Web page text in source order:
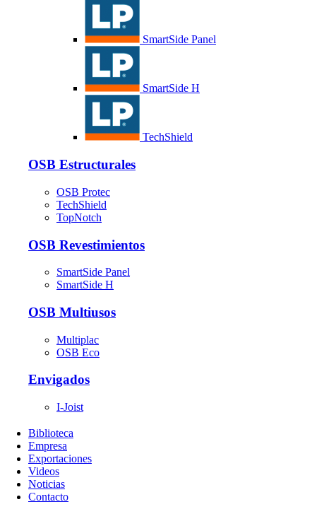
SmartSide Panel
SmartSide H
TechShield
OSB Estructurales
OSB Protec
TechShield
TopNotch
OSB Revestimientos
SmartSide Panel
SmartSide H
OSB Multiusos
Multiplac
OSB Eco
Envigados
I-Joist
Biblioteca
Empresa
Exportaciones
Videos
Noticias
Contacto